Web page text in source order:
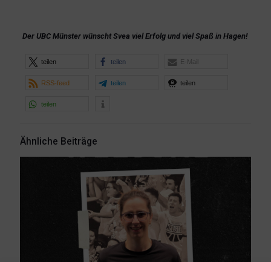
Der UBC Münster wünscht Svea viel Erfolg und viel Spaß in Hagen!
teilen teilen E-Mail
RSS-feed teilen teilen
teilen
Ähnliche Beiträge